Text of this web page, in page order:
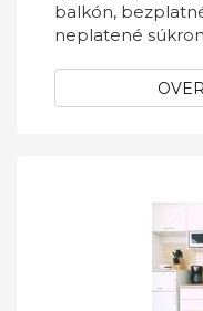
balkón,
neplatené